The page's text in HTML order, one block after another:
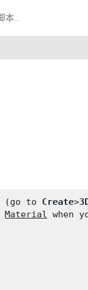
(go to Create>
Material when